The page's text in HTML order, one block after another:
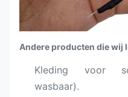
Andere producten die wij
Kleding voor
wasbaar).